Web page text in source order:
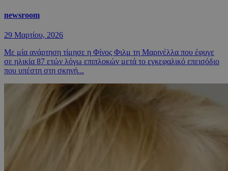
newsroom
29 Μαρτίου, 2026
Με μία ανάρτηση τίμησε η Φίνος Φιλμ τη Μαρινέλλα που έφυγε
σε ηλικία 87 ετών λόγω επιπλοκών μετά το εγκεφαλικό επεισόδιο
που υπέστη στη σκηνή...